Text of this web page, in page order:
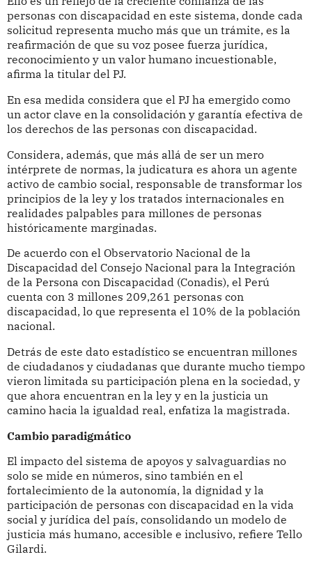
personas con discapacidad en este sistema, donde cada
solicitud representa mucho más que un trámite, es la
reafirmación de que su voz posee fuerza jurídica,
reconocimiento y un valor humano incuestionable,
afirma la titular del PJ.
En esa medida considera que el PJ ha emergido como
un actor clave en la consolidación y garantía efectiva de
los derechos de las personas con discapacidad.
Considera, además, que más allá de ser un mero
intérprete de normas, la judicatura es ahora un agente
activo de cambio social, responsable de transformar los
principios de la ley y los tratados internacionales en
realidades palpables para millones de personas
históricamente marginadas.
De acuerdo con el Observatorio Nacional de la
Discapacidad del Consejo Nacional para la Integración
de la Persona con Discapacidad (Conadis), el Perú
cuenta con 3 millones 209,261 personas con
discapacidad, lo que representa el 10% de la población
nacional.
Detrás de este dato estadístico se encuentran millones
de ciudadanos y ciudadanas que durante mucho tiempo
vieron limitada su participación plena en la sociedad, y
que ahora encuentran en la ley y en la justicia un
camino hacia la igualdad real, enfatiza la magistrada.
Cambio paradigmático
El impacto del sistema de apoyos y salvaguardias no
solo se mide en números, sino también en el
fortalecimiento de la autonomía, la dignidad y la
participación de personas con discapacidad en la vida
social y jurídica del país, consolidando un modelo de
justicia más humano, accesible e inclusivo, refiere Tello
Gilardi.